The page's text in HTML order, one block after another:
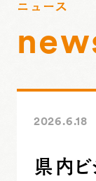
ニュース
2026.6.18
県内ビ